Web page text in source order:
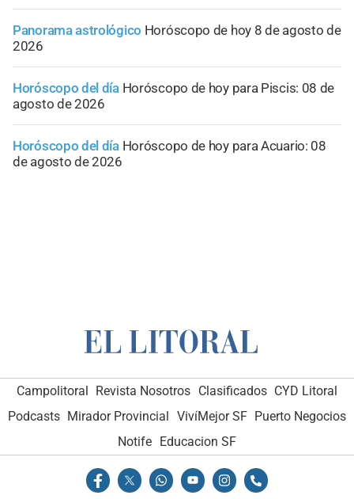
Panorama astrológico Horóscopo de hoy 8 de agosto de
2026
Horóscopo del día Horóscopo de hoy para Piscis: 08 de
agosto de 2026
Horóscopo del día Horóscopo de hoy para Acuario: 08
de agosto de 2026
Campolitoral Revista Nosotros Clasificados CYD Litoral
Podcasts Mirador Provincial VivíMejor SF Puerto Negocios
Notife
Educacion SF